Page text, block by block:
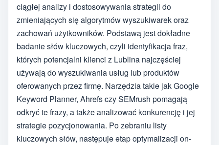
ciągłej analizy i dostosowywania strategii do
zmieniających się algorytmów wyszukiwarek oraz
zachowań użytkowników. Podstawą jest dokładne
badanie słów kluczowych, czyli identyfikacja fraz,
których potencjalni klienci z Lublina najczęściej
używają do wyszukiwania usług lub produktów
oferowanych przez firmę. Narzędzia takie jak Google
Keyword Planner, Ahrefs czy SEMrush pomagają
odkryć te frazy, a także analizować konkurencję i jej
strategie pozycjonowania. Po zebraniu listy
kluczowych słów, następuje etap optymalizacji on-